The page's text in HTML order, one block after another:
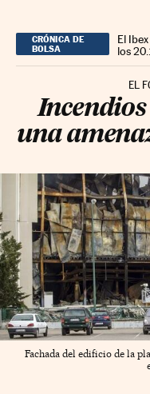
CRÓNICA DE
BOLSA
El
los
EL
una
Fachada del edificio de la